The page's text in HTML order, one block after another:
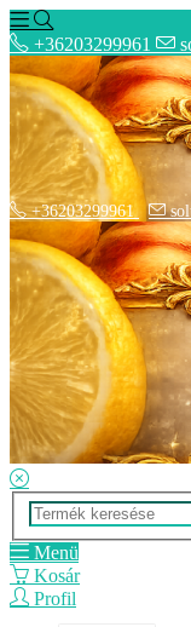
+36203299961
Hírek
SZÁLLÍTÁSI
Elérhetőségek
Adatkezelési
ÁSZF
+36203299961
Menü
Kosár
Profil